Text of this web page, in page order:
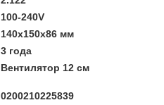
100-240V
140x150x86 мм
3 года
Вентилятор 12 см
0200210225839